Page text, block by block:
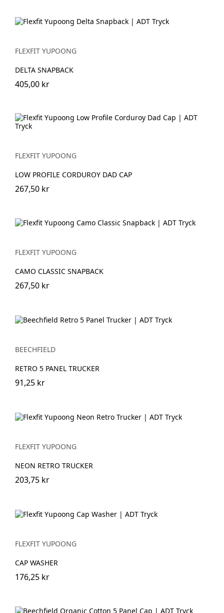
FLEXFIT YUPOONG
DELTA SNAPBACK
405,00 kr
FLEXFIT YUPOONG
LOW PROFILE CORDUROY DAD CAP
267,50 kr
FLEXFIT YUPOONG
CAMO CLASSIC SNAPBACK
267,50 kr
BEECHFIELD
RETRO 5 PANEL TRUCKER
91,25 kr
FLEXFIT YUPOONG
NEON RETRO TRUCKER
203,75 kr
FLEXFIT YUPOONG
CAP WASHER
176,25 kr